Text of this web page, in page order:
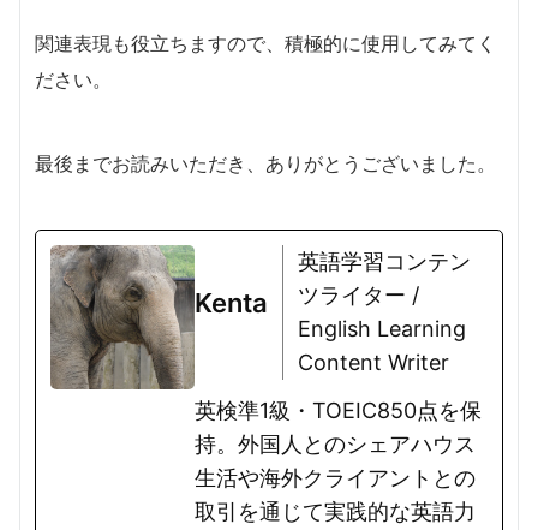
関連表現も役立ちますので、積極的に使用してみてく
ださい。
最後までお読みいただき、ありがとうございました。
Kenta
英語学習コンテン
ツライター /
English Learning
Content Writer
英検準1級・TOEIC850点を保
持。外国人とのシェアハウス
生活や海外クライアントとの
取引を通じて実践的な英語力